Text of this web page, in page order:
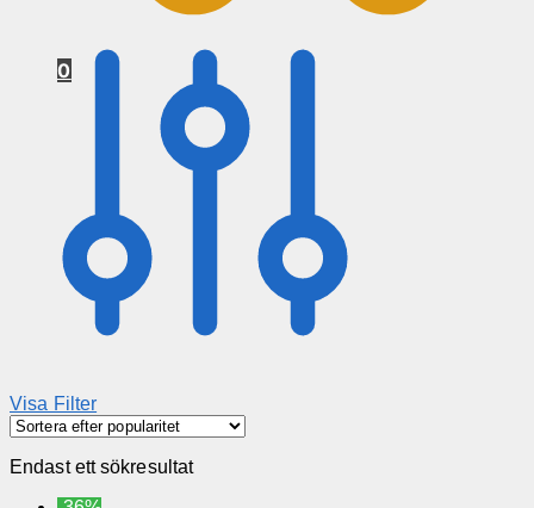
0
Visa Filter
Endast ett sökresultat